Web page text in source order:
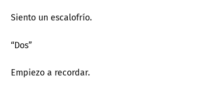
Siento un escalofrío.
“Dos”
Empiezo a recordar.